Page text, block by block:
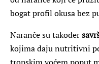
bogat profil okusa bez
Naranče su također
kojima daju nutritivni
tropskim voćem poput